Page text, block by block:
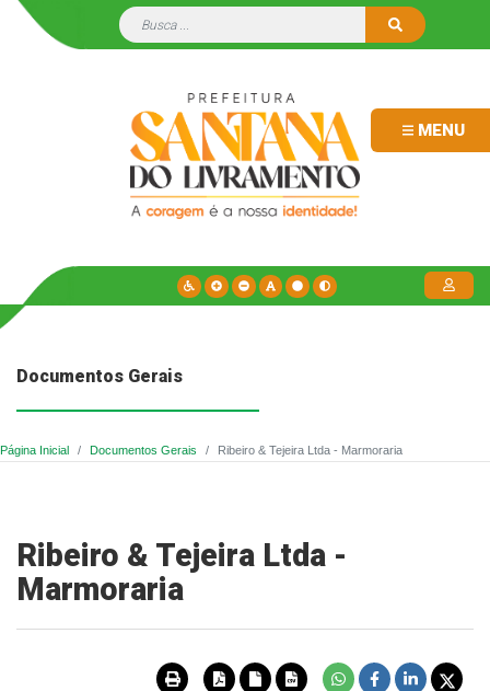
MENU
Documentos Gerais
Página Inicial Documentos Gerais Ribeiro & Tejeira Ltda - Marmoraria
Ribeiro & Tejeira Ltda -
Marmoraria